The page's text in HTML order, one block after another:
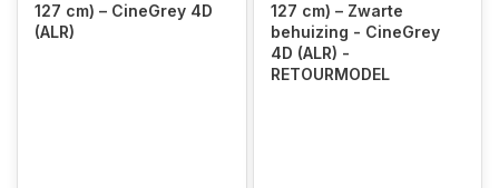
127 cm) – CineGrey 4D
(ALR)
127 cm) – Zwarte
behuizing - CineGrey
4D (ALR) -
RETOURMODEL